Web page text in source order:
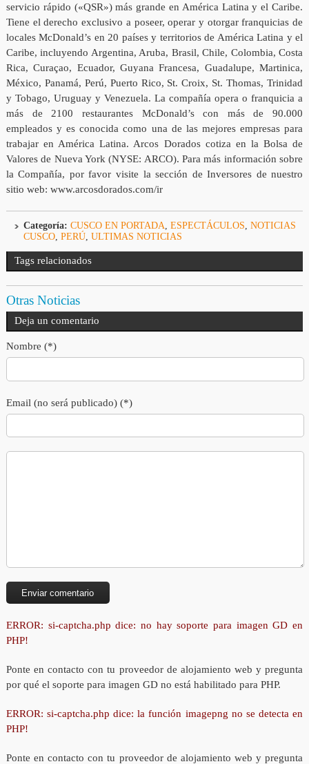
servicio rápido («QSR») más grande en América Latina y el Caribe.
Tiene el derecho exclusivo a poseer, operar y otorgar franquicias de
locales McDonald’s en 20 países y territorios de América Latina y el
Caribe, incluyendo Argentina, Aruba, Brasil, Chile, Colombia, Costa
Rica, Curaçao, Ecuador, Guyana Francesa, Guadalupe, Martinica,
México, Panamá, Perú, Puerto Rico, St. Croix, St. Thomas, Trinidad
y Tobago, Uruguay y Venezuela. La compañía opera o franquicia a
más de 2100 restaurantes McDonald’s con más de 90.000
empleados y es conocida como una de las mejores empresas para
trabajar en América Latina. Arcos Dorados cotiza en la Bolsa de
Valores de Nueva York (NYSE: ARCO). Para más información sobre
la Compañía, por favor visite la sección de Inversores de nuestro
sitio web: www.arcosdorados.com/ir
Categoría: CUSCO EN PORTADA, ESPECTÁCULOS, NOTICIAS
CUSCO, PERÚ, ULTIMAS NOTICIAS
Tags relacionados
Otras Noticias
Deja un comentario
Nombre (*)
Email (no será publicado) (*)
ERROR: si-captcha.php dice: no hay soporte para imagen GD en
PHP!
Ponte en contacto con tu proveedor de alojamiento web y pregunta
por qué el soporte para imagen GD no está habilitado para PHP.
ERROR: si-captcha.php dice: la función imagepng no se detecta en
PHP!
Ponte en contacto con tu proveedor de alojamiento web y pregunta